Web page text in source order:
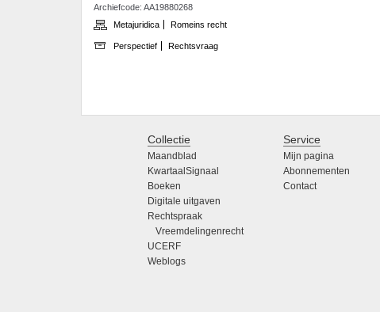
Archiefcode: AA19880268
Metajuridica
Romeins recht
Perspectief Rechtsvraag
Collectie
Maandblad
KwartaalSignaal
Boeken
Digitale uitgaven
Rechtspraak
Vreemdelingenrecht
UCERF
Weblogs
Service
Mijn pagina
Abonnementen
Contact